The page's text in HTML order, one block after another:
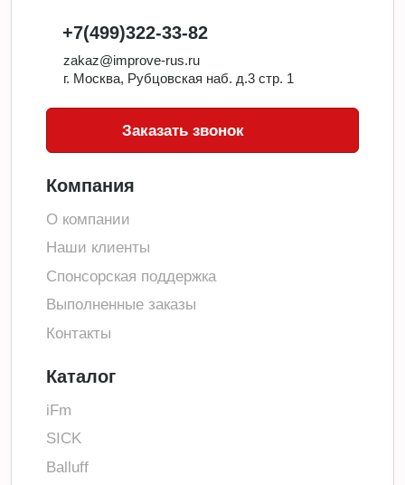
+7(499)322-33-82
zakaz@improve-rus.ru
г. Москва, Рубцовская наб. д.3 стр. 1
Заказать звонок
Компания
О компании
Наши клиенты
Спонсорская поддержка
Выполненные заказы
Контакты
Каталог
iFm
SICK
Balluff